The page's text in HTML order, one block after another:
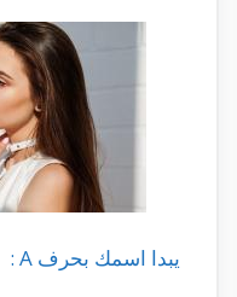
يبدا اسمك بحرف A :